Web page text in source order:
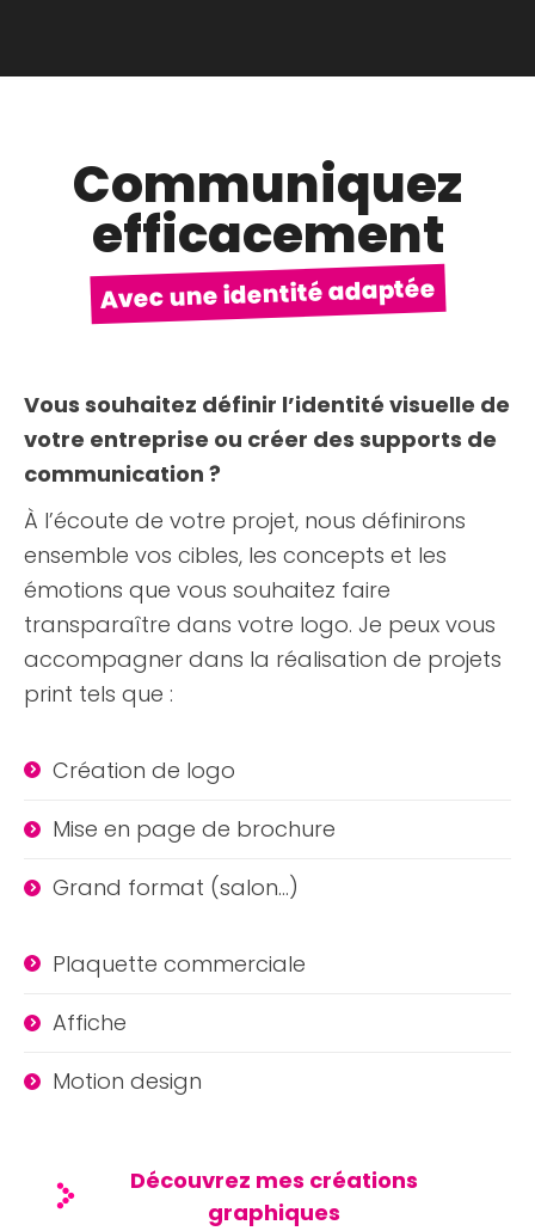
Communiquez
efficacement
Avec une identité adaptée
Vous souhaitez définir l’identité visuelle de
votre entreprise ou créer des supports de
communication ?
À l’écoute de votre projet, nous définirons
ensemble vos cibles, les concepts et les
émotions que vous souhaitez faire
transparaître dans votre logo. Je peux vous
accompagner dans la réalisation de projets
print tels que :
Création de logo
Mise en page de brochure
Grand format (salon…)
Plaquette commerciale
Affiche
Motion design
Découvrez mes créations
graphiques